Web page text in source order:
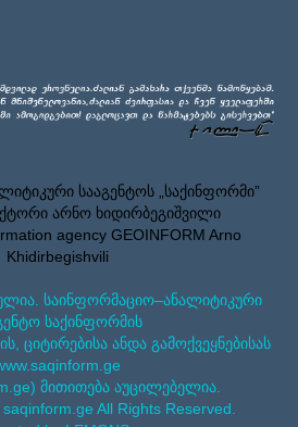
სააგენტოს „საქინფორმი”
არნო ხიდირბეგიშვილი
agency GEOINFORM Arno
Khidirbegishvili
საინფორმაციო–ანალიტიკური
საქინფორმის
ციტირებისა ანდა გამოქვეყნებისას
მითითება აუცილებელია.
All Rights Reserved.